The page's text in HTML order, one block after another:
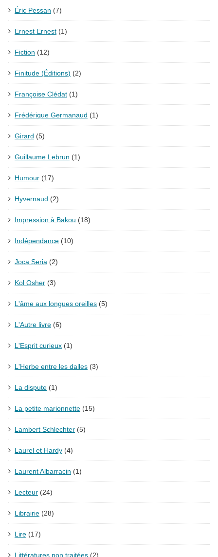
Éric Pessan (7)
Ernest Ernest (1)
Fiction (12)
Finitude (Éditions) (2)
Françoise Clédat (1)
Frédérique Germanaud (1)
Girard (5)
Guillaume Lebrun (1)
Humour (17)
Hyvernaud (2)
Impression à Bakou (18)
Indépendance (10)
Joca Seria (2)
Kol Osher (3)
L'âme aux longues oreilles (5)
L'Autre livre (6)
L'Esprit curieux (1)
L'Herbe entre les dalles (3)
La dispute (1)
La petite marionnette (15)
Lambert Schlechter (5)
Laurel et Hardy (4)
Laurent Albarracin (1)
Lecteur (24)
Librairie (28)
Lire (17)
Littératures non traitées (2)